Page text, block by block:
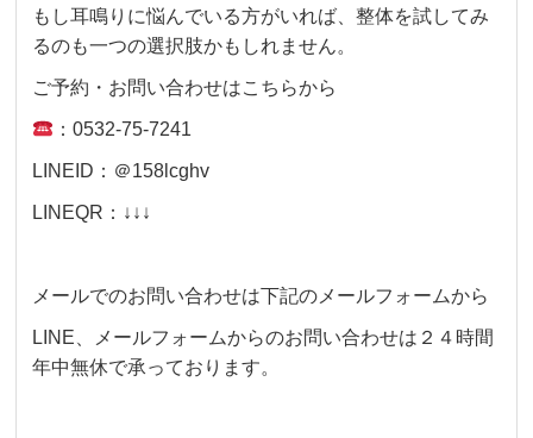
もし耳鳴りに悩んでいる方がいれば、整体を試してみ
るのも一つの選択肢かもしれません。
ご予約・お問い合わせはこちらから
：0532-75-7241
LINEID：＠158lcghv
LINEQR：↓↓↓
メールでのお問い合わせは下記のメールフォームから
LINE、メールフォームからのお問い合わせは２４時間
年中無休で承っております。